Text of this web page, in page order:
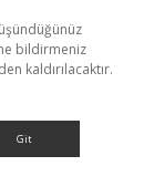
bildirmeniz
kaldırılacaktır.